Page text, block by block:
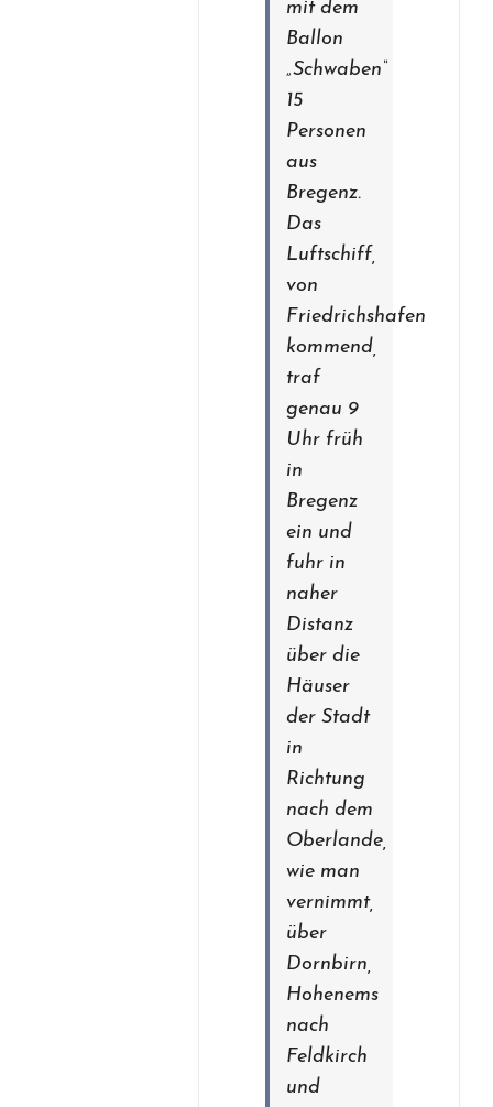
mit dem
Ballon
„Schwaben“
15
Personen
aus
Bregenz.
Das
Luftschiff,
von
Friedrichshafen
kommend,
traf
genau 9
Uhr früh
in
Bregenz
ein und
fuhr in
naher
Distanz
über die
Häuser
der Stadt
in
Richtung
nach dem
Oberlande,
wie man
vernimmt,
über
Dornbirn,
Hohenems
nach
Feldkirch
und